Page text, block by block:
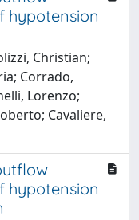
hypotension
Christian;
Corrado,
Lorenzo;
Cavaliere,
hypotension